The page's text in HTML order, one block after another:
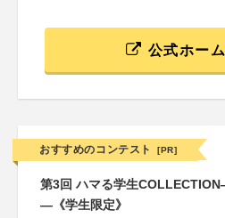
公式ホー
おすすめのコンテスト [PR]
第3回 ハマる学生
―《学生限定》